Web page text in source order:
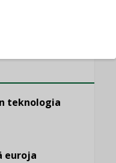
teknologia
euroja